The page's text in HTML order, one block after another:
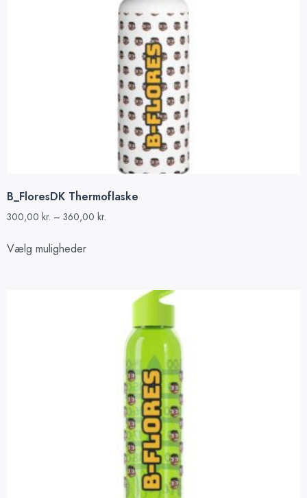
B_FloresDK Thermoflaske
300,00 kr. – 360,00 kr.
Vælg muligheder